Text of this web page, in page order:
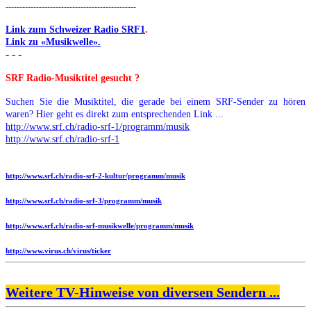
-----------------------------------------------
Link zum Schweizer Radio SRF1.
Link zu «Musikwelle».
- - -
SRF Radio-Musiktitel gesucht ?
Suchen Sie die Musiktitel, die gerade bei einem SRF-Sender zu hören
waren? Hier geht es direkt zum entsprechenden Link ...
http://www.srf.ch/radio-srf-1/programm/musik
http://www.srf.ch/radio-srf-1
http://www.srf.ch/radio-srf-2-kultur/programm/musik
http://www.srf.ch/radio-srf-3/programm/musik
http://www.srf.ch/radio-srf-musikwelle/programm/musik
http://www.virus.ch/virus/ticker
Weitere TV-Hinweise von diversen Sendern ...